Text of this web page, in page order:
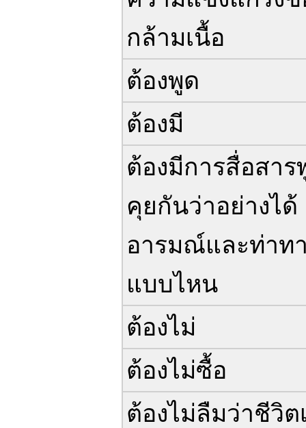
กล้ามเนื้อ
ต้องพูด
ต้องมี
ต้องมีการสื่อสาร
คุยกันว่าอย่างได้
อารมณ์และท่าท
แบบไหน
ต้องไม่
ต้องไม่ซื้อ
ต้องไม่ลืมว่าชีวิต